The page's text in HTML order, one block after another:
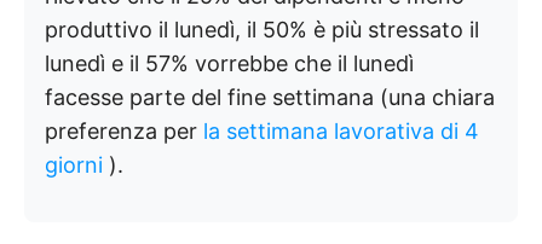
produttivo il lunedì, il 50% è più stressato il
lunedì e il 57% vorrebbe che il lunedì
facesse parte del fine settimana (una chiara
preferenza per la settimana lavorativa di 4
giorni ).